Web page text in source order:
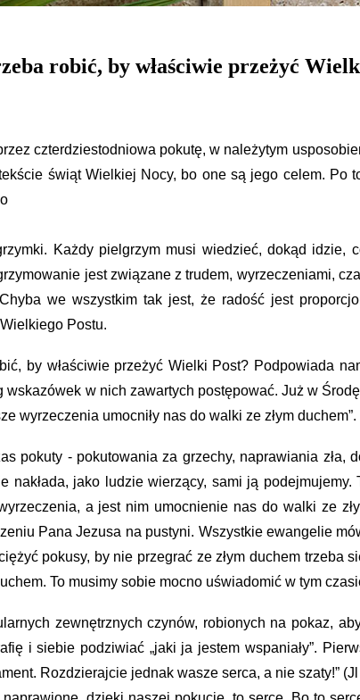
robić, by właściwie przeżyć
czterdziestodniowa pokutę, w należytym
świąt Wielkiej Nocy, bo one są jego celem.
Każdy pielgrzym musi wiedzieć, dokąd
jest związane z trudem, wyrzeczeniami,
we wszystkim tak jest, że radość jest
Postu.
by właściwie przeżyć Wielki Post? Podpowiada
wskazówek w nich zawartych postępować. Już w
wyrzeczenia umocniły nas do walki ze złym duchem”.
pokuty - pokutowania za grzechy, naprawiania
nakłada, jako ludzie wierzący, sami ją
a jest nim umocnienie nas do walki ze
Pana Jezusa na pustyni. Wszystkie ewangelie
pokusy, by nie przegrać ze złym duchem
To musimy sobie mocno uświadomić w tym
zewnętrznych czynów, robionych na pokaz,
i siebie podziwiać „jaki ja jestem wspaniały”.
Rozdzierajcie jednak wasze serca, a nie szaty!”